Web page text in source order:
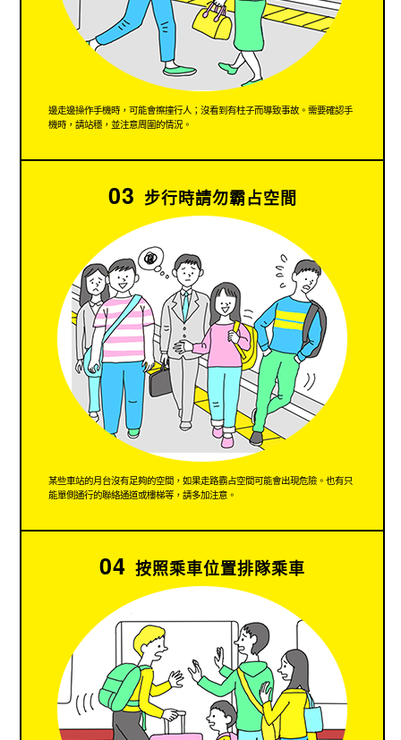
邊走邊操作手機時，可能會擦撞行人；沒看到有柱子而導致事故。需要確認手
機時，請站穩，並注意周圍的情況。
03 步行時請勿霸占空間
某些車站的月台沒有足夠的空間，如果走路霸占空間可能會出現危險。也有只
能單側通行的聯絡通道或樓梯等，請多加注意。
04 按照乘車位置排隊乘車